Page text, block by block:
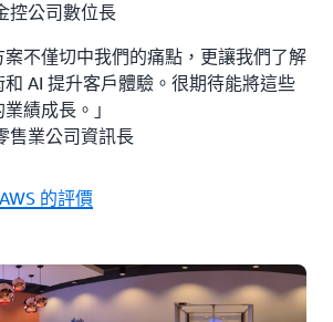
公司數位長
案不僅切中我們的痛點，更讓我們了解
AI 提升客戶體驗。很期待能將這些
績成長。」
業公司資訊長
的評價